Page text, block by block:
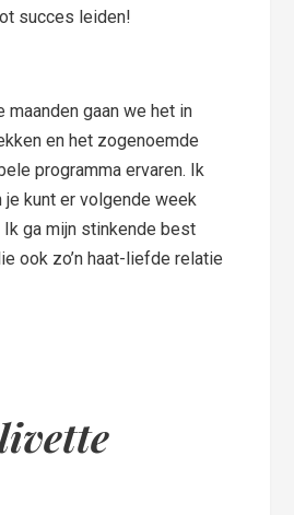
succes leiden!
maanden gaan we het in
en het zogenoemde
programma ervaren. Ik
je kunt er volgende week
ga mijn stinkende best
ook zo’n haat-liefde relatie